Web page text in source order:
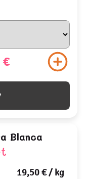
€
Blanca
19,50 €/ kg